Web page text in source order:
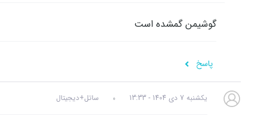
گوشیمن گمشده است
پاسخ
یکشنبه 7 دی 1404 - 13:33 ساتل+دیجیتال